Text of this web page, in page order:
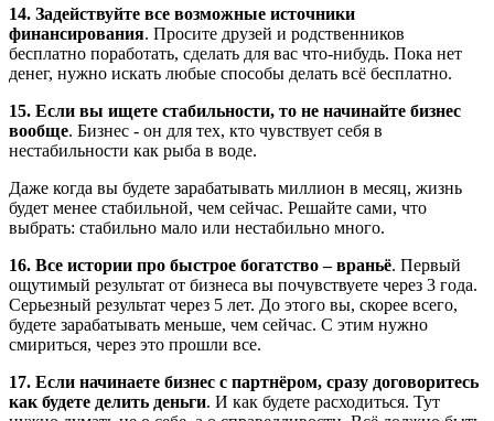
14. Задействуйте все возможные источники
финансирования. Просите друзей и родственников
бесплатно поработать, сделать для вас что-нибудь. Пока нет
денег, нужно искать любые способы делать всё бесплатно.
15. Если вы ищете стабильности, то не начинайте бизнес
вообще. Бизнес - он для тех, кто чувствует себя в
нестабильности как рыба в воде.
Даже когда вы будете зарабатывать миллион в месяц, жизнь
будет менее стабильной, чем сейчас. Решайте сами, что
выбрать: стабильно мало или нестабильно много.
16. Все истории про быстрое богатство – враньё. Первый
ощутимый результат от бизнеса вы почувствуете через 3 года.
Серьезный результат через 5 лет. До этого вы, скорее всего,
будете зарабатывать меньше, чем сейчас. С этим нужно
смириться, через это прошли все.
17. Если начинаете бизнес с партнёром, сразу договоритесь
как будете делить деньги. И как будете расходиться. Тут